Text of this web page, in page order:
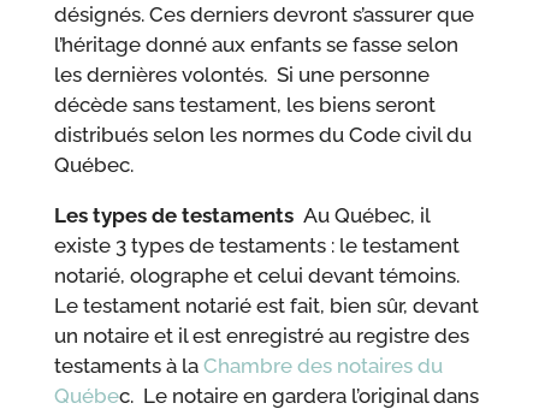
désignés. Ces derniers devront s’assurer que
l’héritage donné aux enfants se fasse selon
les dernières volontés. Si une personne
décède sans testament, les biens seront
distribués selon les normes du Code civil du
Québec.
Les types de testaments Au Québec, il
existe 3 types de testaments : le testament
notarié, olographe et celui devant témoins.
Le testament notarié est fait, bien sûr, devant
un notaire et il est enregistré au registre des
testaments à la Chambre des notaires du
Québec. Le notaire en gardera l’original dans